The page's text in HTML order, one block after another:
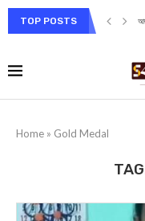
TOP POSTS
Home » Gold Medal